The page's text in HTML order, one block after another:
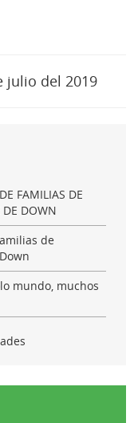
julio del 2019
FAMILIAS DE
DE DOWN
de
mundo, muchos